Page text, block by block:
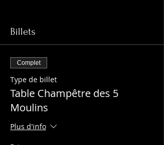
Billets
Complet
Type de billet
Table Champêtre des 5
Moulins
Plus d'info